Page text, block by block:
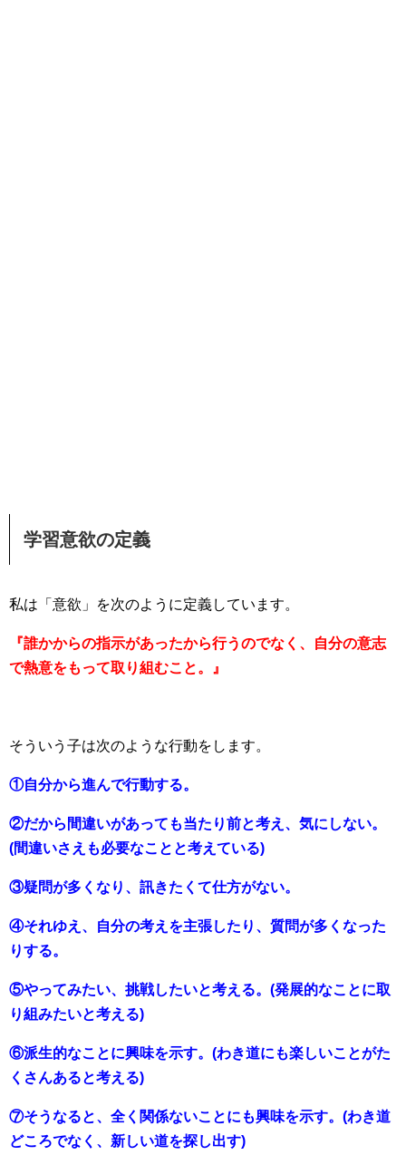
学習意欲の定義
私は「意欲」を次のように定義しています。
『誰かからの指示があったから行うのでなく、自分の意志
で熱意をもって取り組むこと。』
そういう子は次のような行動をします。
①自分から進んで行動する。
②だから間違いがあっても当たり前と考え、気にしない。
(間違いさえも必要なことと考えている)
③疑問が多くなり、訊きたくて仕方がない。
④それゆえ、自分の考えを主張したり、質問が多くなった
りする。
⑤やってみたい、挑戦したいと考える。(発展的なことに取
り組みたいと考える)
⑥派生的なことに興味を示す。(わき道にも楽しいことがた
くさんあると考える)
⑦そうなると、全く関係ないことにも興味を示す。(わき道
どころでなく、新しい道を探し出す)